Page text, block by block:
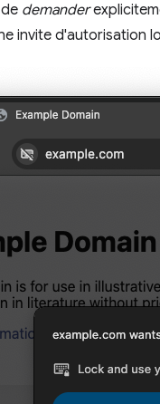
demander
invite d'autorisation